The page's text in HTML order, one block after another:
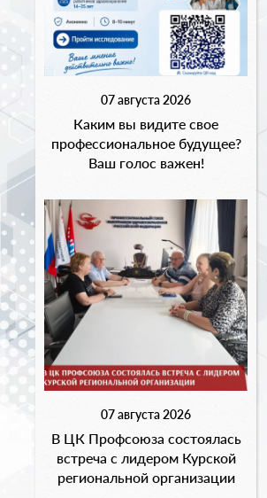
07 августа 2026
Каким вы видите свое
профессиональное будущее?
Ваш голос важен!
07 августа 2026
В ЦК Профсоюза состоялась
встреча с лидером Курской
региональной организации